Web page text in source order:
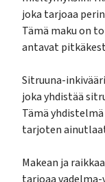
joka tarjoaa
Tämä maku on
antavat
Sitruuna-
joka yhdistää
Tämä
tarjoten
Makean ja